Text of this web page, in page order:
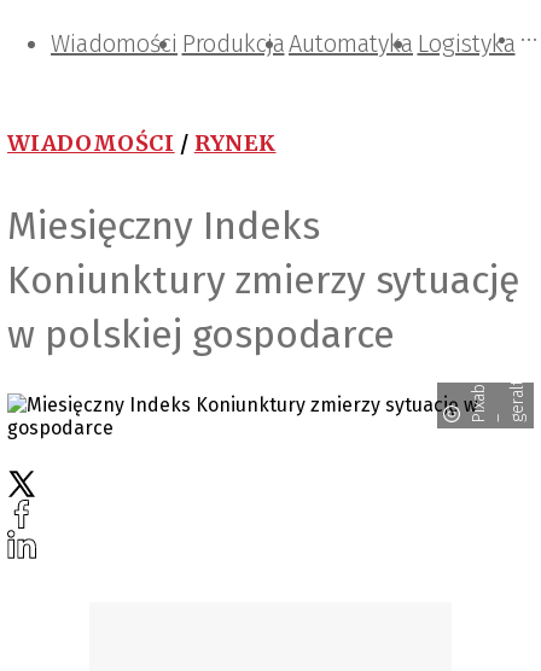
Wiadomości ProdukcjaAutomatyka Logistyka
Projektowanie i konstrukcje
Zarządzanie i IT
Tematy specjalne
WIADOMOŚCI / RYNEK
Miesięczny Indeks
Koniunktury zmierzy sytuację
w polskiej gospodarce
i
x
a
b
a
y
e
r
a
l t